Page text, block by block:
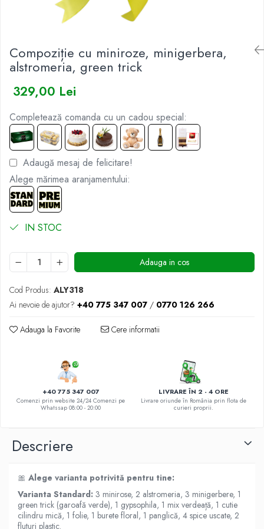
BUCHETE IRISI
BUCHETE LISIANTHUS
BUCHETE MARI
BUCHETE MINIROSE
BUCHETE PENTRU BĂRBAȚI
BUCHETE TRANDAFIRI
DE TRANDAFIRI ALBASTRI
DE TRANDAFIRI ALBI
DE TRANDAFIRI GALBENI
DE TRANDAFIRI MOV
DE TRANDAFIRI MULTICOLORI
DE TRANDAFIRI PORTOCALII
DE TRANDAFIRI ROZ
DE TRANDAFIRI ROȘII
COȘURI SF. VALENTIN
Compoziție cu miniroze, minigerbera,
alstromeria, green trick
329,00 Lei
Completează comanda cu un cadou special:
Adaugă mesaj de felicitare!
Alege mărimea aranjamentului:
IN STOC
Adauga in cos
Cod Produs: ALY318
Ai nevoie de ajutor? +40 775 347 007 / 0770 126 266
Adauga la Favorite Cere informatii
+40 775 347 007
Comenzi prin website 24/24 Comenzi pe
Whatssap 08:00 - 20:00
LIVRARE ÎN 2 - 4 ORE
Livrare oriunde în România prin flota de
curieri proprii.
Descriere
🎀 Alege varianta potrivită pentru tine:
Varianta Standard: 3 minirose, 2 alstromeria, 3 minigerbere, 1
green trick (garoafă verde), 1 gypsophila, 1 mix verdeață, 1 cutie
cilindru mică, 1 folie, 1 burete floral, 1 panglică, 4 spice uscate, 2
fluturi plastic.